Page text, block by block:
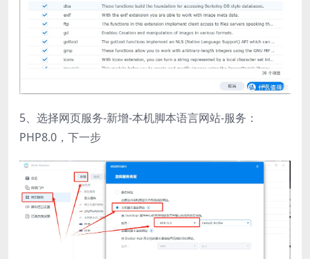
5、选择网页服务-新增-本机脚本语言网站-服务：
PHP8.0，下一步